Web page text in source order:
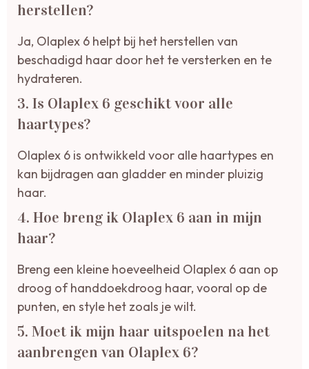
herstellen?
Ja, Olaplex 6 helpt bij het herstellen van
beschadigd haar door het te versterken en te
hydrateren.
3. Is Olaplex 6 geschikt voor alle
haartypes?
Olaplex 6 is ontwikkeld voor alle haartypes en
kan bijdragen aan gladder en minder pluizig
haar.
4. Hoe breng ik Olaplex 6 aan in mijn
haar?
Breng een kleine hoeveelheid Olaplex 6 aan op
droog of handdoekdroog haar, vooral op de
punten, en style het zoals je wilt.
5. Moet ik mijn haar uitspoelen na het
aanbrengen van Olaplex 6?